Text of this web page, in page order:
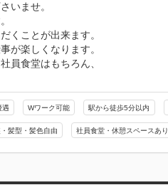
いませ。
くことが出来ます。
が楽しくなります。
員食堂はもちろん、
遇 Wワーク可能 駅から徒歩5分以内
髪型・髪色自由 社員食堂・休憩スペースあり